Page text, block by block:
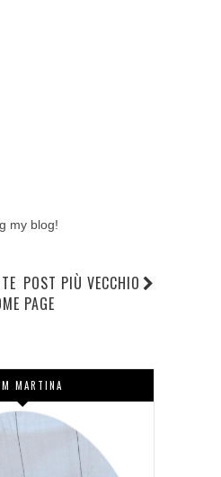
my blog!
POST PIÙ VECCHIO
PAGE
MARTINA